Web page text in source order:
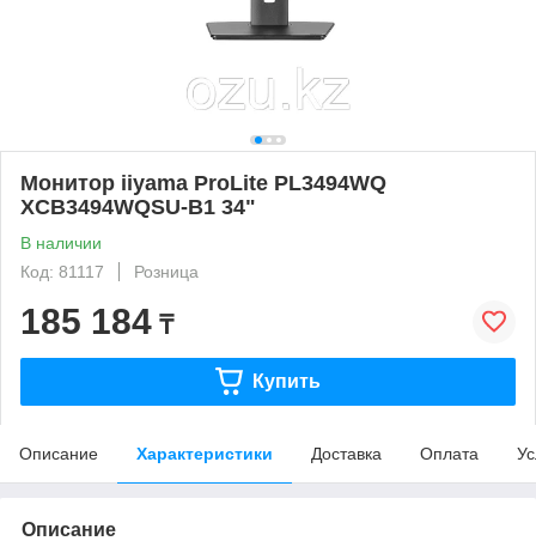
Монитор iiyama ProLite PL3494WQ
XCB3494WQSU-B1 34"
В наличии
Код: 81117
Розница
185 184 ₸
Купить
Описание Характеристики Доставка Оплата
Описание